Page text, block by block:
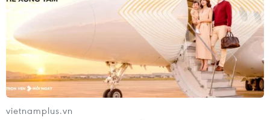
#COVID-19 #Tử vong #Thấp nhất
#Tốc độ lây lan
#Chậm lại
vietnamplus.vn